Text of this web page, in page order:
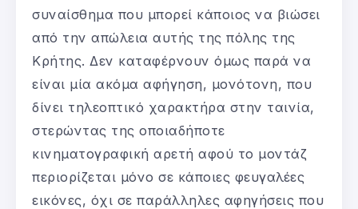
συναίσθημα που μπορεί κάποιος να βιώσει
από την απώλεια αυτής της πόλης της
Κρήτης. Δεν καταφέρνουν όμως παρά να
είναι μία ακόμα αφήγηση, μονότονη, που
δίνει τηλεοπτικό χαρακτήρα στην ταινία,
στερώντας της οποιαδήποτε
κινηματογραφική αρετή αφού το μοντάζ
περιορίζεται μόνο σε κάποιες φευγαλέες
εικόνες, όχι σε παράλληλες αφηγήσεις που